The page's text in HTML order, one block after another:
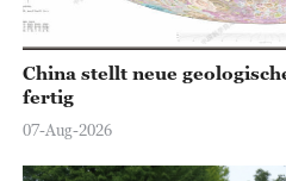
China stellt neue
fertig
07-Aug-2026